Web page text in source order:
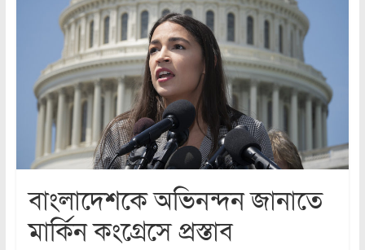
বাংলাদেশকে অভিনন্দন জানাতে
মার্কিন কংগ্রেসে প্রস্তাব